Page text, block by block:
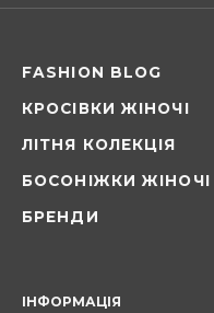
FASHION BLOG
КРОСІВКИ ЖІНОЧІ
ЛІТНЯ КОЛЕКЦІЯ
БОСОНІЖКИ ЖІНОЧІ
БРЕНДИ
ІНФОРМАЦІЯ